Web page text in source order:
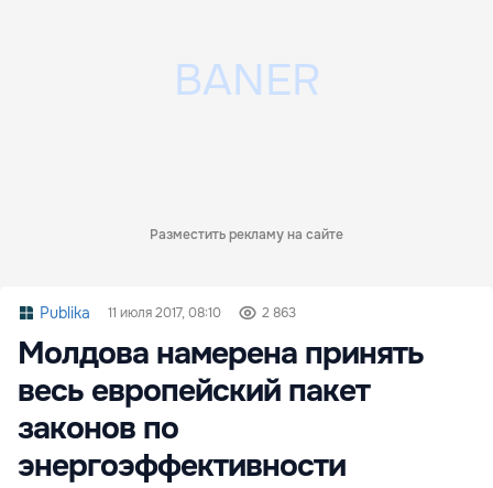
Разместить рекламу на сайте
Publika 11 июля 2017, 08:10 2 863
Молдова намерена принять
весь европейский пакет
законов по
энергоэффективности